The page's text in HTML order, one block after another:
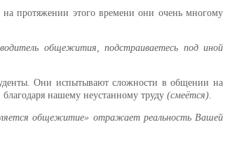
протяжении этого времени они очень многому
общежития, подстраиваетесь под иной
Они испытывают сложности в общении на
нашему неустанному труду (смеётся)
общежитие» отражает реальность Вашей